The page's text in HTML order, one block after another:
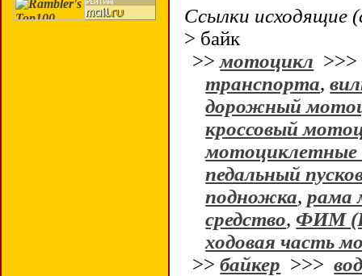
Ссылки исходящие
> байк
>>мотоцикл
транспорта,
дорожный
кроссовый
мотоциклетные
педальный
подножка,рама
средство,ФИМ
ходовая часть
>>байкер >>>